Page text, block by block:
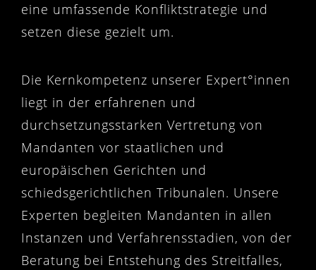
eine umfassende Konfliktstrategie und
setzen diese gezielt um.
Die Kernkompetenz unserer Expert°innen
liegt in der erfahrenen und
durchsetzungsstarken Vertretung von
Mandanten vor staatlichen und
europäischen Gerichten und
schiedsgerichtlichen Tribunalen. Unsere
Experten begleiten Mandanten in allen
Instanzen und Verfahrensstadien, von der
Beratung bei Entstehung des Streitfalles,